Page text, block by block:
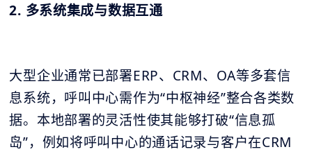
2. 多系统集成与数据互通
大型企业通常已部署ERP、CRM、OA等多套信
息系统，呼叫中心需作为“中枢神经”整合各类数
据。本地部署的灵活性使其能够打破“信息孤
岛”，例如将呼叫中心的通话记录与客户在CRM